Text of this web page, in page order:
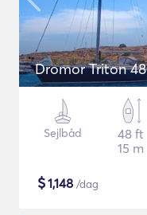
Dromor Triton 48
Sejlbåd
48 ft
15 m
$1,148 /dag